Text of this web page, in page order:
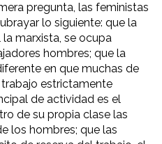
pregunta, las feministas
lo siguiente: que la
marxista, se ocupa
hombres; que la
en que muchas de
estrictamente
de actividad es el
de su propia clase las
los hombres; que las